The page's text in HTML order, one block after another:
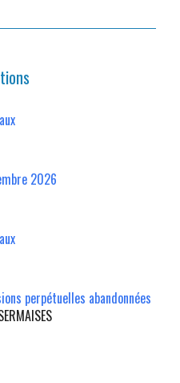
2026
perpétuelles abandonnées